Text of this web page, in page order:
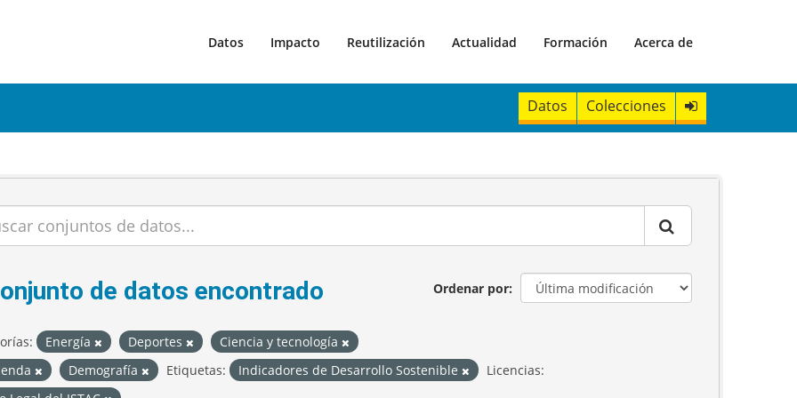
Datos Impacto Reutilización Actualidad Formación Acerca de
Datos Colecciones
Ordenar por
de datos encontrado
Energía Deportes
Ciencia y tecnología
Demografía Etiquetas: Indicadores de Desarrollo Sostenible
Licencias: